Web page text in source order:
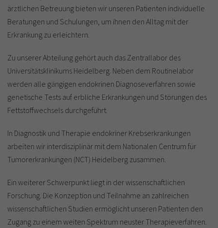
ärztlichen Betreuung bieten wir unseren Patienten individuelle
Beratungen und Schulungen, um ihnen den Alltag mit der
Erkrankung zu erleichtern.
Zu unserer Abteilung gehört auch das Zentrallabor des
Universitätsklinikums Heidelberg. Neben dem Routinelabor
werden alle gängigen endokrinen Diagnoseverfahren sowie
genetische Tests auf erbliche Erkrankungen und Störungen des
Fettstoffwechsels durchgeführt.
In Diagnostik und Therapie endokriner Krebserkrankungen
arbeiten wir interdisziplinär mit dem Nationalen Centrum für
Tumorerkrankungen (NCT) Heidelberg zusammen.
Ein weiterer Schwerpunkt liegt in der wissenschaftlichen
Forschung. Die Konzeption und Teilnahme an zahlreichen
wissenschaftlichen Studien ermöglicht unseren Patienten den
Zugang zu einem weiten Spektrum neuster Therapieverfahren.